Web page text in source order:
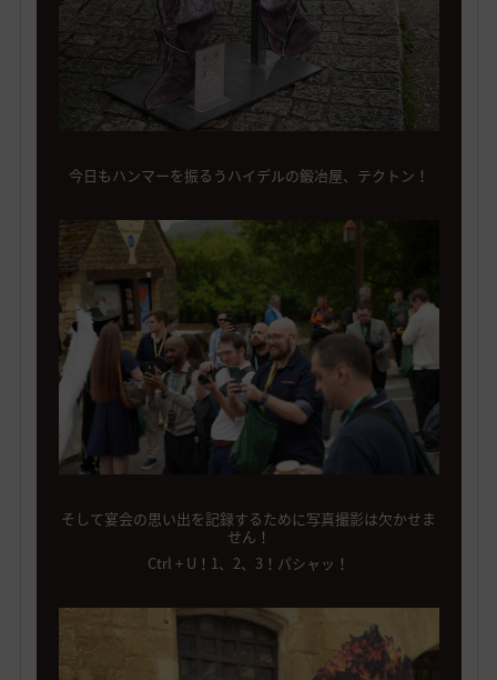
今日もハンマーを振るうハイデルの鍛冶屋、テクトン！
そして宴会の思い出を記録するために写真撮影は欠かせま
せん！
Ctrl + U！1、2、3！パシャッ！